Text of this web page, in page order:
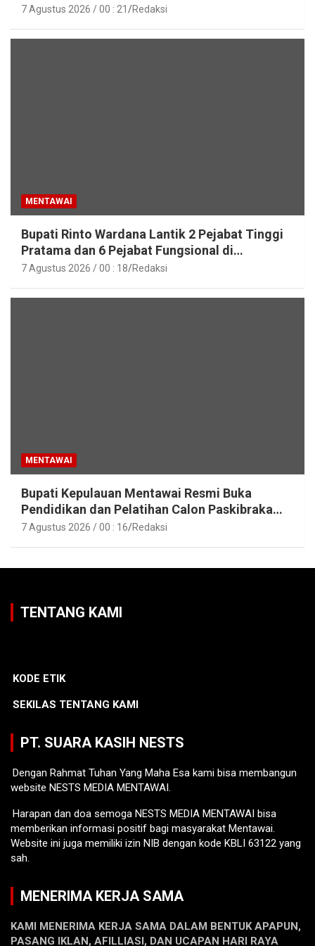
7 Agustus 2026 / 00 : 21 Redaksi
MENTAWAI
Bupati Rinto Wardana Lantik 2 Pejabat Tinggi
Pratama dan 6 Pejabat Fungsional di
Lingkungan Pemkab Kepulauan Mentawai
7 Agustus 2026 / 00 : 18 Redaksi
MENTAWAI
Bupati Kepulauan Mentawai Resmi Buka
Pendidikan dan Pelatihan Calon Paskibraka
Tahun 2026
7 Agustus 2026 / 00 : 16 Redaksi
TENTANG KAMI
KODE ETIK
SEKILAS TENTANG KAMI
PT. SUARA KASIH NESTS
Dengan Rahmat Tuhan Yang Maha Esa kami bisa membangun
website NESTS MEDIA MENTAWAI.
Harapan dan doa semoga NESTS MEDIA MENTAWAI bisa
memberikan informasi positif bagi masyarakat Mentawai.
Website ini juga memiliki izin NIB dengan kode KBLI 63122 yang
sah.
MENERIMA KERJA SAMA
KAMI MENERIMA KERJA SAMA DALAM BENTUK APAPUN,
PASANG IKLAN, AFILLIASI, DAN UCAPAN HARI RAYA